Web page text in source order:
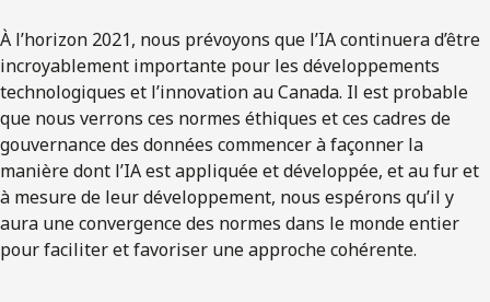
À l’horizon 2021, nous prévoyons que l’IA continuera d’être
incroyablement importante pour les développements
technologiques et l’innovation au Canada. Il est probable
que nous verrons ces normes éthiques et ces cadres de
gouvernance des données commencer à façonner la
manière dont l’IA est appliquée et développée, et au fur et
à mesure de leur développement, nous espérons qu’il y
aura une convergence des normes dans le monde entier
pour faciliter et favoriser une approche cohérente.